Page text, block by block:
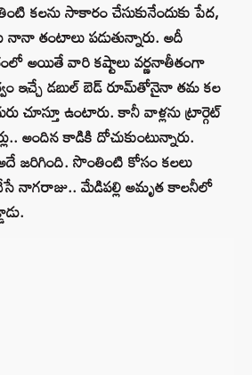
కలను సాకారం చేసుకునేందుకు పేద,
నానా తంటాలు పడుతున్నారు. అదీ
అయితే వారి కష్టాలు వర్ణనాతీతంగా
ఇచ్చే డబుల్ బెడ్ రూమ్‌తోనైనా తమ కల
చూస్తూ ఉంటారు. కానీ వాళ్లను ట్రార్గెట్
అందిన కాడికి దోచుకుంటున్నారు.
జరిగింది. సొంతింటి కోసం కలలు
నాగరాజు.. మేడిపల్లి అమృత కాలనీలో